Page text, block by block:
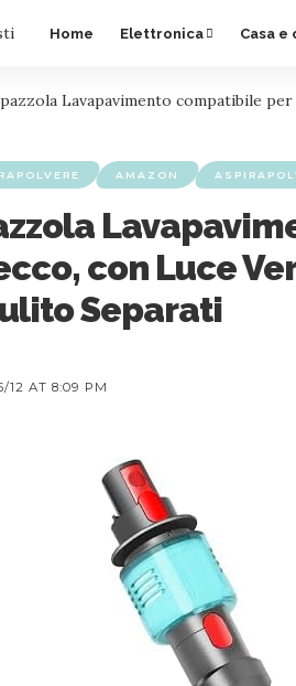
Home Elettronica Casa e
Lavapavimento compatibile per
AMAZON
con Luce
Separati
12 AT 8:09 PM